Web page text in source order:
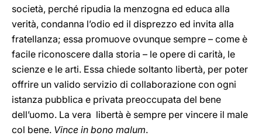
società, perché ripudia la menzogna ed educa alla
verità, condanna l’odio ed il disprezzo ed invita alla
fratellanza; essa promuove ovunque sempre – come è
facile riconoscere dalla storia – le opere di carità, le
scienze e le arti. Essa chiede soltanto libertà, per poter
offrire un valido servizio di collaborazione con ogni
istanza pubblica e privata preoccupata del bene
dell’uomo. La vera libertà è sempre per vincere il male
col bene. Vince in bono malum.